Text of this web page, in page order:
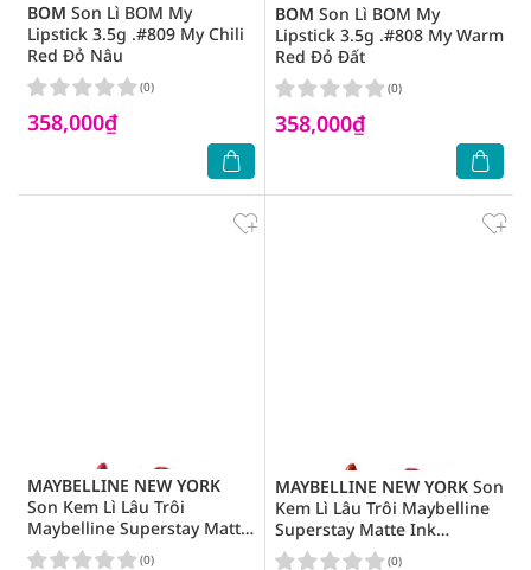
BOM Son Lì BOM My
Lipstick 3.5g .#809 My Chili
Red Đỏ Nâu
358,000₫
(0)
BOM Son Lì BOM My
Lipstick 3.5g .#808 My Warm
Red Đỏ Đất
358,000₫
(0)
MAYBELLINE NEW YORK
Son Kem Lì Lâu Trôi
Maybelline Superstay Matte
Ink Ambitious 3.9g.#220
(0)
MAYBELLINE NEW YORK Son
Kem Lì Lâu Trôi Maybelline
Superstay Matte Ink
Grdbreaker 3.9g.#117
(0)